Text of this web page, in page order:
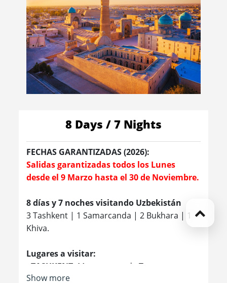
8 Days / 7 Nights
FECHAS GARANTIZADAS (2026):
Salidas garantizadas todos los Lunes
desde el 9 Marzo hasta el 30 de Noviembre.
8 días y 7 noches visitando Uzbekistán
3 Tashkent | 1 Samarcanda | 2 Bukhara | 1
Khiva.
Lugares a visitar:
- TASHKENT: Monumento de Terromoto -
Complejo Arquitectónico Hasti Imam -
Show more